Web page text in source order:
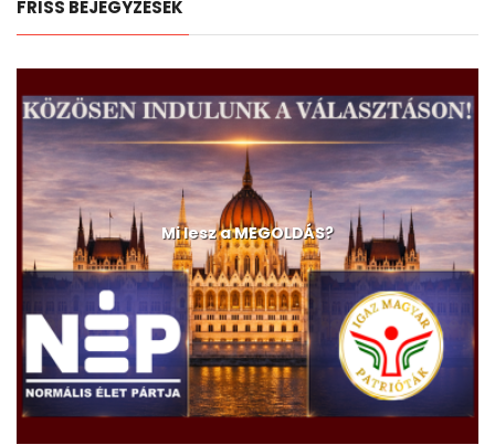
FRISS BEJEGYZÉSEK
Mi lesz a MEGOLDÁS?